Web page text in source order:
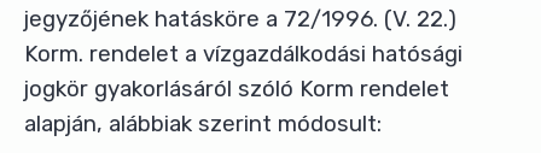
jegyzőjének hatásköre a 72/1996. (V. 22.)
Korm. rendelet a vízgazdálkodási hatósági
jogkör gyakorlásáról szóló Korm rendelet
alapján, alábbiak szerint módosult: